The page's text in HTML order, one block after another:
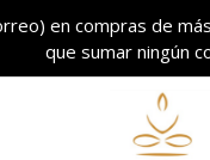
en compras de
que sumar ningún